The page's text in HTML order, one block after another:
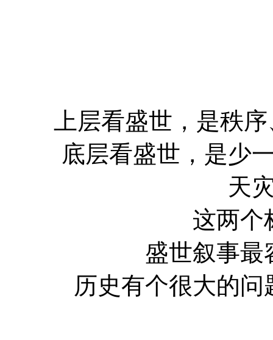
上层看盛世，是秩
底层看盛世，是少
天
这两个
盛世叙事最
历史有个很大的